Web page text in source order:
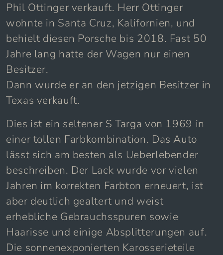
Phil Ottinger verkauft. Herr Ottinger
wohnte in Santa Cruz, Kalifornien, und
behielt diesen Porsche bis 2018. Fast 50
Jahre lang hatte der Wagen nur einen
Besitzer.
Dann wurde er an den jetzigen Besitzer in
Texas verkauft.
Dies ist ein seltener S Targa von 1969 in
einer tollen Farbkombination. Das Auto
lässt sich am besten als Ueberlebender
beschreiben. Der Lack wurde vor vielen
Jahren im korrekten Farbton erneuert, ist
aber deutlich gealtert und weist
erhebliche Gebrauchsspuren sowie
Haarisse und einige Absplitterungen auf.
Die sonnenexponierten Karosserieteile